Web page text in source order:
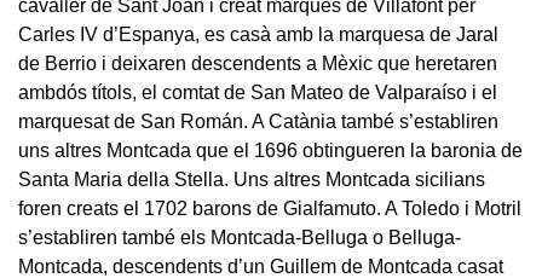
cavaller de Sant Joan i creat marquès de Villafont per
Carles IV d’Espanya, es casà amb la marquesa de Jaral
de Berrio i deixaren descendents a Mèxic que heretaren
ambdós títols, el comtat de San Mateo de Valparaíso i el
marquesat de San Román. A Catània també s’establiren
uns altres Montcada que el 1696 obtingueren la baronia de
Santa Maria della Stella. Uns altres Montcada sicilians
foren creats el 1702 barons de Gialfamuto. A Toledo i Motril
s’establiren també els Montcada-Belluga o Belluga-
Montcada, descendents d’un Guillem de Montcada casat